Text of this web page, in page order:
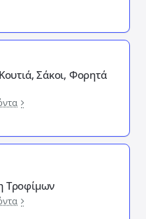
Σάκοι, Φορητά
Τροφίμων